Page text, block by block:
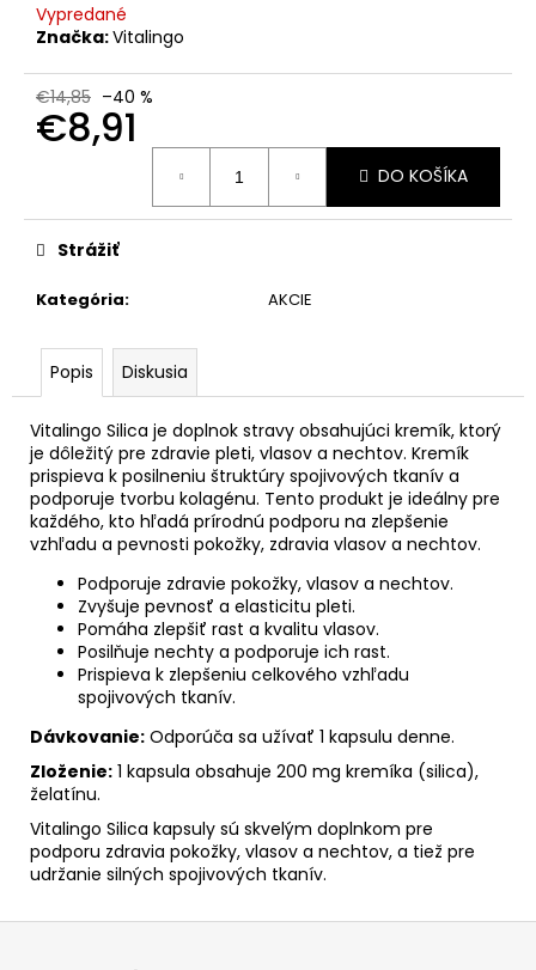
Vypredané
Značka:Vitalingo
€14,85 –40 %
€8,91
DO KOŠÍKA
Kategória: AKCIE
Strážiť
Popis Diskusia
Vitalingo Silica je doplnok stravy obsahujúci kremík, ktorý
je dôležitý pre zdravie pleti, vlasov a nechtov. Kremík
prispieva k posilneniu štruktúry spojivových tkanív a
podporuje tvorbu kolagénu. Tento produkt je ideálny pre
každého, kto hľadá prírodnú podporu na zlepšenie
vzhľadu a pevnosti pokožky, zdravia vlasov a nechtov.
Podporuje zdravie pokožky, vlasov a nechtov.
Zvyšuje pevnosť a elasticitu pleti.
Pomáha zlepšiť rast a kvalitu vlasov.
Posilňuje nechty a podporuje ich rast.
Prispieva k zlepšeniu celkového vzhľadu
spojivových tkanív.
Dávkovanie: Odporúča sa užívať 1 kapsulu denne.
Zloženie: 1 kapsula obsahuje 200 mg kremíka (silica),
želatínu.
Vitalingo Silica kapsuly sú skvelým doplnkom pre
podporu zdravia pokožky, vlasov a nechtov, a tiež pre
udržanie silných spojivových tkanív.
PLEŤ
500
€5,90
Pôvodne:
€14,99
Z